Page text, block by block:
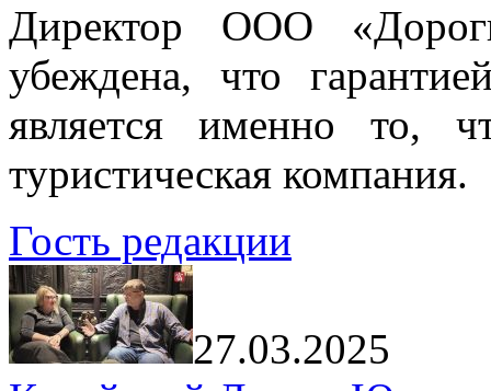
Директор ООО
убеждена, что
является именно то,
туристическая компания.
Гость редакции
27.03.2025